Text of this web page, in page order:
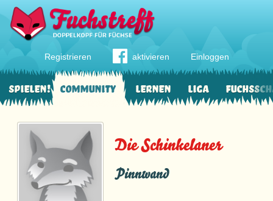
Registrieren aktivieren Einloggen
Community Lernen Liga
Spielen!
Die Schinkelaner
Pinnwand